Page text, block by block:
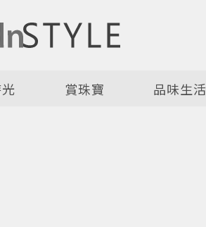
賞珠寶 品味生活